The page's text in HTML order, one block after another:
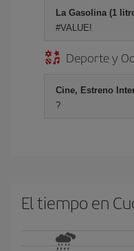
La Gasolina (1
#VALUE!
Deporte y
Cine, Estreno
?
El tiempo en